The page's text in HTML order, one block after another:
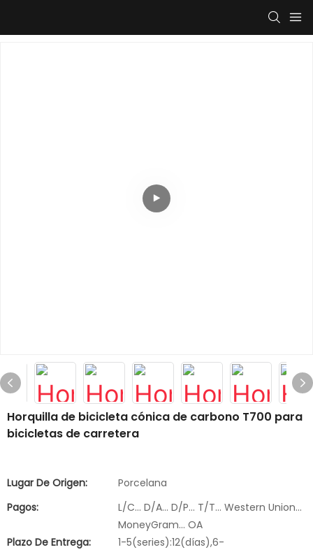
Horquilla de bicicleta cónica de carbono T700 para
bicicletas de carretera
Lugar De Origen:
Porcelana
Pagos:
L/C... D/A... D/P... T/T... Western Union...
MoneyGram... OA
Plazo De Entrega:
1-5(series):12(días),6-